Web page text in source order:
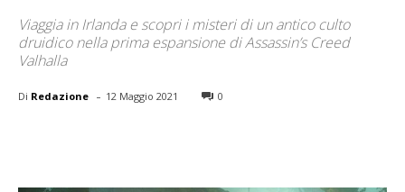
Viaggia in Irlanda e scopri i misteri di un antico culto
druidico nella prima espansione di Assassin’s Creed
Valhalla
Di Redazione - 12 Maggio 2021 0